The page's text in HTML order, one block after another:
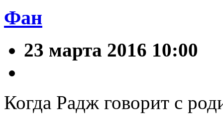
Фан
23 марта 2016 10:00
Когда Радж говорит с